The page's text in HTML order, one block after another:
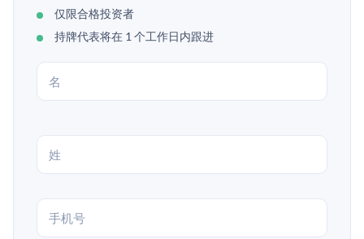
仅限合格投资者
持牌代表将在 1 个工作日内跟进